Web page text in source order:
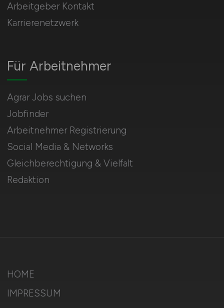
Für Arbeitnehmer
Agrar Jobs suchen
Jobfinder
Arbeitnehmer Registrierung
Social Media & Networks
Gleichberechtigung & Vielfalt
Redaktion
Arbeitgeber Kontakt
Karrierenetzwerk
HOME
IMPRESSUM